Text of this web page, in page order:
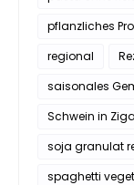
pflanzliches
regional
saisonales
Schwein in
soja granulat
spaghetti